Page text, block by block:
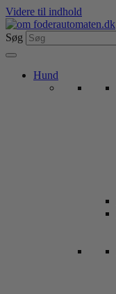
Videre til indhold
Søg
Hund